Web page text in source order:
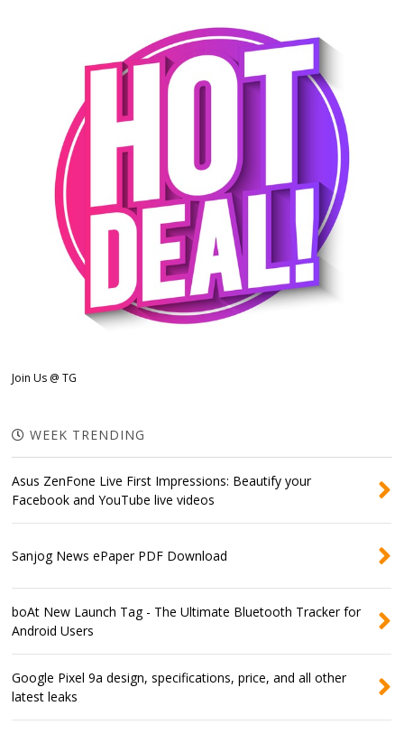
Join Us @ TG
WEEK TRENDING
Asus ZenFone Live First Impressions: Beautify your
Facebook and YouTube live videos
Sanjog News ePaper PDF Download
boAt New Launch Tag - The Ultimate Bluetooth Tracker for
Android Users
Google Pixel 9a design, specifications, price, and all other
latest leaks